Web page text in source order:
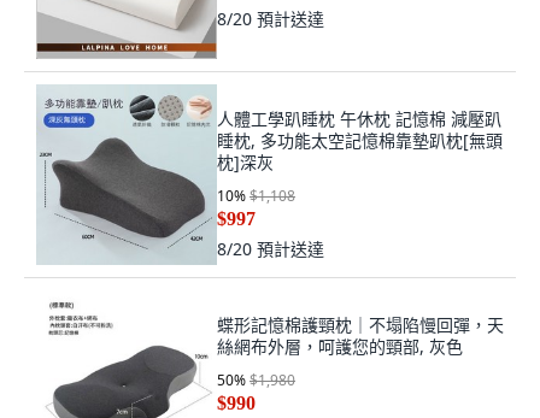
8/20 預計送達
人體工學趴睡枕 午休枕 記憶棉 減壓趴
睡枕, 多功能太空記憶棉靠墊趴枕[無頭
枕]深灰
10%$1,108
$997
8/20 預計送達
蝶形記憶棉護頸枕｜不塌陷慢回彈，天
絲網布外層，呵護您的頸部, 灰色
50%$1,980
$990